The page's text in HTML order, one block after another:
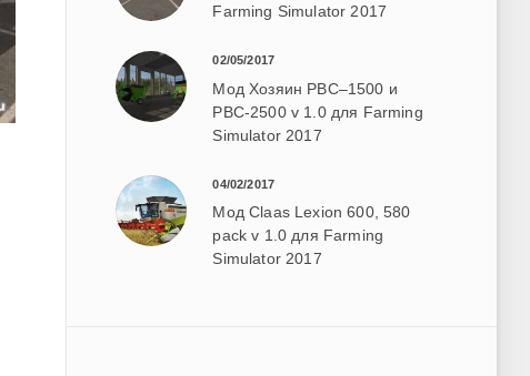
Farming Simulator 2017
02/05/2017
Мод Хозяин РВС–1500 и
РВС-2500 v 1.0 для Farming
Simulator 2017
04/02/2017
Мод Claas Lexion 600, 580
pack v 1.0 для Farming
Simulator 2017